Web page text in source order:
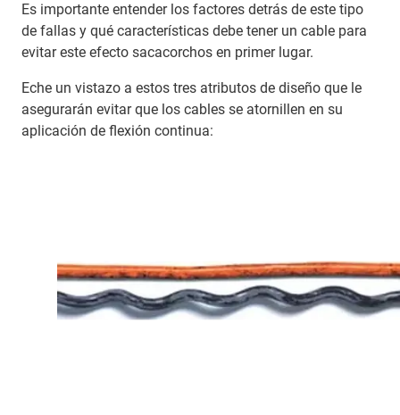
Es importante entender los factores detrás de este tipo
de fallas y qué características debe tener un cable para
evitar este efecto sacacorchos en primer lugar.
Eche un vistazo a estos tres atributos de diseño que le
asegurarán evitar que los cables se atornillen en su
aplicación de flexión continua: